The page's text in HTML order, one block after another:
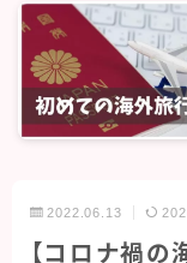
国内旅行
関東旅行
北陸・中部旅行
2022.06.13
【コロナ禍の